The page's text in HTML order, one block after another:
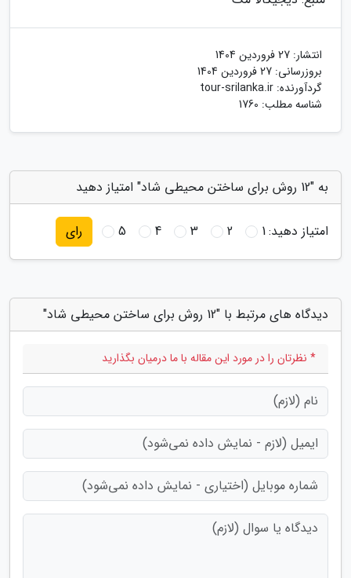
انتشار: 27 فروردین 1404
بروزرسانی: 27 فروردین 1404
گردآورنده: tour-srilanka.ir
شناسه مطلب: 1760
به "12 روش برای ساختن محیطی شاد" امتیاز دهید
امتیاز دهید:1
2
3
4
5 رای
دیدگاه های مرتبط با "12 روش برای ساختن محیطی شاد"
* نظرتان را در مورد این مقاله با ما درمیان بگذارید